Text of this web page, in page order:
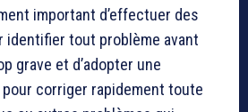
important d’effectuer des
tout problème avant
grave et d’adopter une
corriger rapidement toute